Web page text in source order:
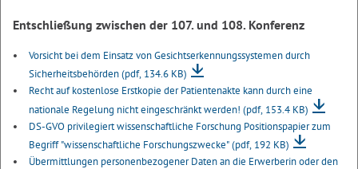
Entschließung zwischen der 107. und 108. Konferenz
Vorsicht bei dem Einsatz von Gesichtserkennungssystemen durch
Sicherheitsbehörden(pdf, 134.6 KB)
Recht auf kostenlose Erstkopie der Patientenakte kann durch eine
nationale Regelung nicht eingeschränkt werden! (pdf, 153.4 KB)
DS-GVO privilegiert wissenschaftliche Forschung Positionspapier zum
Begriff "wissenschaftliche Forschungszwecke"(pdf, 192 KB)
Übermittlungen personenbezogener Daten an die Erwerberin oder den